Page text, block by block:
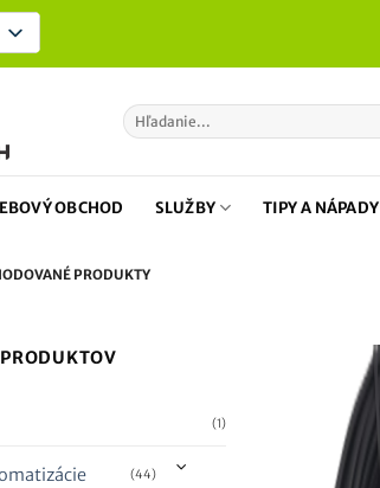
Hľadať:
OBCHOD SLUŽBY TIPY A NÁPADY
PRODUKTY
(1)
(44)